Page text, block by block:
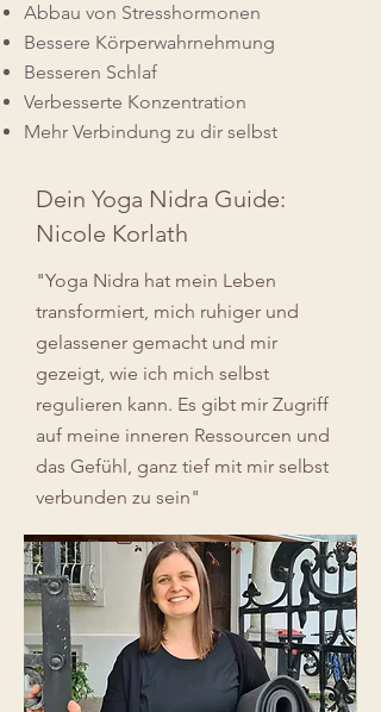
Abbau von Stresshormonen
Bessere Körperwahrnehmung
Besseren Schlaf
Verbesserte Konzentration
Mehr Verbindung zu dir selbst
Dein Yoga Nidra Guide:
Nicole Korlath
"Yoga Nidra hat mein Leben
transformiert, mich ruhiger und
gelassener gemacht und mir
gezeigt, wie ich mich selbst
regulieren kann. Es gibt mir Zugriff
auf meine inneren Ressourcen und
das Gefühl, ganz tief mit mir selbst
verbunden zu sein"